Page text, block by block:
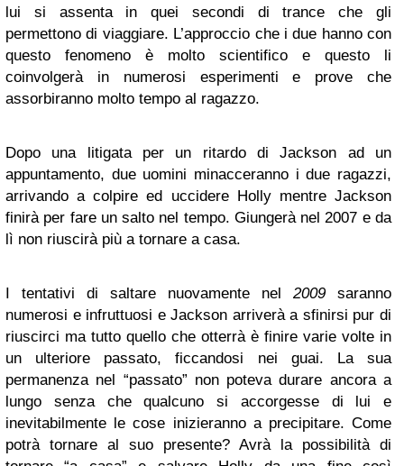
lui si assenta in quei secondi di trance che gli
permettono di viaggiare. L’approccio che i due hanno con
questo fenomeno è molto scientifico e questo li
coinvolgerà in numerosi esperimenti e prove che
assorbiranno molto tempo al ragazzo.
Dopo una litigata per un ritardo di Jackson ad un
appuntamento, due uomini minacceranno i due ragazzi,
arrivando a colpire ed uccidere Holly mentre Jackson
finirà per fare un salto nel tempo. Giungerà nel 2007 e da
lì non riuscirà più a tornare a casa.
I tentativi di saltare nuovamente nel 2009 saranno
numerosi e infruttuosi e Jackson arriverà a sfinirsi pur di
riuscirci ma tutto quello che otterrà è finire varie volte in
un ulteriore passato, ficcandosi nei guai. La sua
permanenza nel “passato” non poteva durare ancora a
lungo senza che qualcuno si accorgesse di lui e
inevitabilmente le cose inizieranno a precipitare. Come
potrà tornare al suo presente? Avrà la possibilità di